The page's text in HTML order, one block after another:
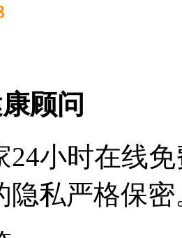
顾问
24小时在线
隐私严格保密